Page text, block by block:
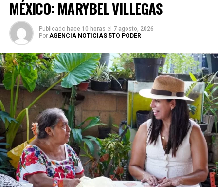
MÉXICO: MARYBEL VILLEGAS
Publicado hace 10 horas el 7 agosto, 2026
Por AGENCIA NOTICIAS 5TO PODER